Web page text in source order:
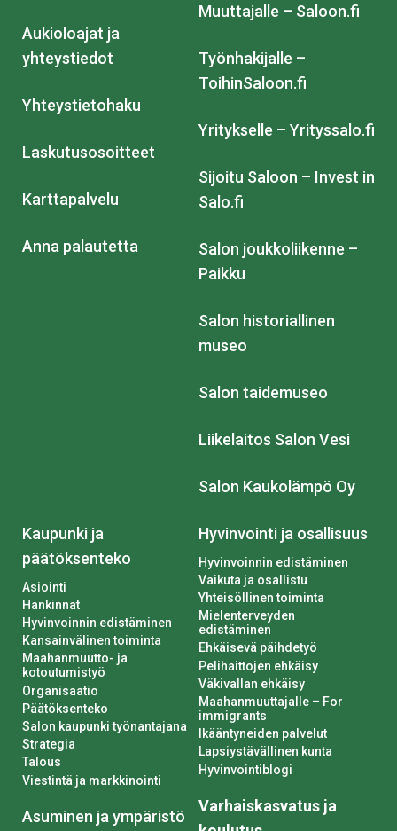
Aukioloajat ja
yhteystiedot
Yhteystietohaku
Laskutusosoitteet
Karttapalvelu
Anna palautetta
Muuttajalle – Saloon.fi
Työnhakijalle –
ToihinSaloon.fi
Yritykselle – Yrityssalo.fi
Sijoitu Saloon – Invest in
Salo.fi
Salon joukkoliikenne –
Paikku
Salon historiallinen
museo
Salon taidemuseo
Liikelaitos Salon Vesi
Salon Kaukolämpö Oy
Kaupunki ja
päätöksenteko
Asiointi
Hankinnat
Hyvinvoinnin edistäminen
Kansainvälinen toiminta
Maahanmuutto- ja
kotoutumistyö
Organisaatio
Päätöksenteko
Salon kaupunki työnantajana
Strategia
Talous
Viestintä ja markkinointi
Asuminen ja ympäristö
Hyvinvointi ja osallisuus
Hyvinvoinnin edistäminen
Vaikuta ja osallistu
Yhteisöllinen toiminta
Mielenterveyden
edistäminen
Ehkäisevä päihdetyö
Pelihaittojen ehkäisy
Väkivallan ehkäisy
Maahanmuuttajalle – For
immigrants
Ikääntyneiden palvelut
Lapsiystävällinen kunta
Hyvinvointiblogi
Varhaiskasvatus ja